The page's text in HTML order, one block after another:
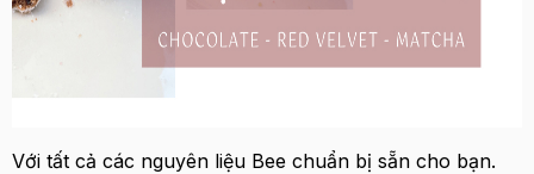
Với tất cả các nguyên liệu Bee chuẩn bị sẵn cho bạn.